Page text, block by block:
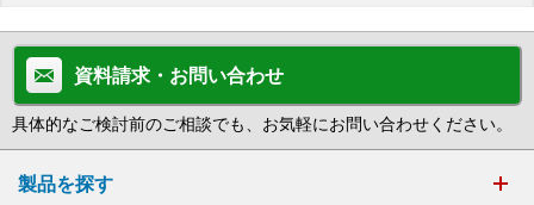
資料請求・お問い合わせ
具体的なご検討前のご相談でも、お気軽にお問い合わせください。
製品を探す